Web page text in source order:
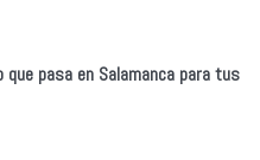
que pasa en Salamanca para tus